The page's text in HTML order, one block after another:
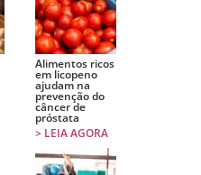
Alimentos ricos
em licopeno
ajudam na
prevenção do
câncer de
próstata
> LEIA AGORA